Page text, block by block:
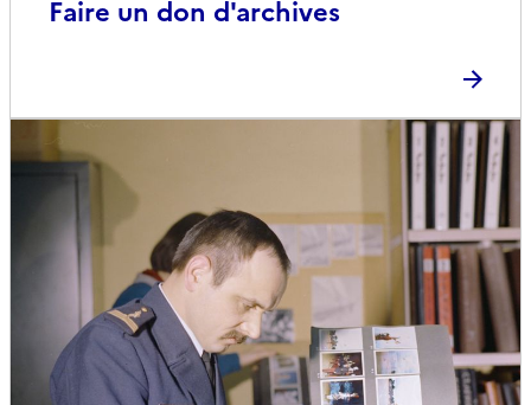
Faire un don d'archives